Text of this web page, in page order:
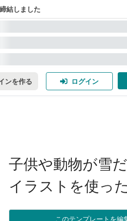
結しました
ンを作る ログイン
子供や動物が雪
イラストを使っ
このテンプレートを編